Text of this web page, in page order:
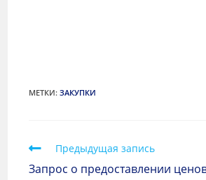
МЕТКИ:ЗАКУПКИ
Предыдущая запись
Запрос о предоставлении